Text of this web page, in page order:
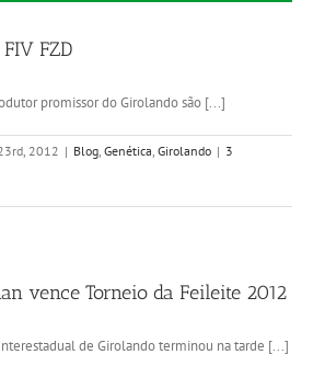
FZD
promissor do Girolando são [...]
2012 | Blog, Genética, Girolando | 3
vence Torneio da Feileite 2012
de Girolando terminou na tarde [...]